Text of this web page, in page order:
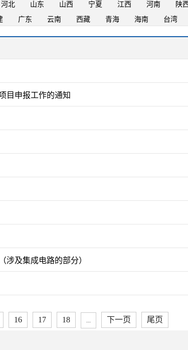
河北 山东 山西 宁夏 江西 河南 陕
广东 云南 西藏 青海 海南 台湾
目申报工作的通知
及集成电路的部分）
16 17 18 ... 下一页 尾页